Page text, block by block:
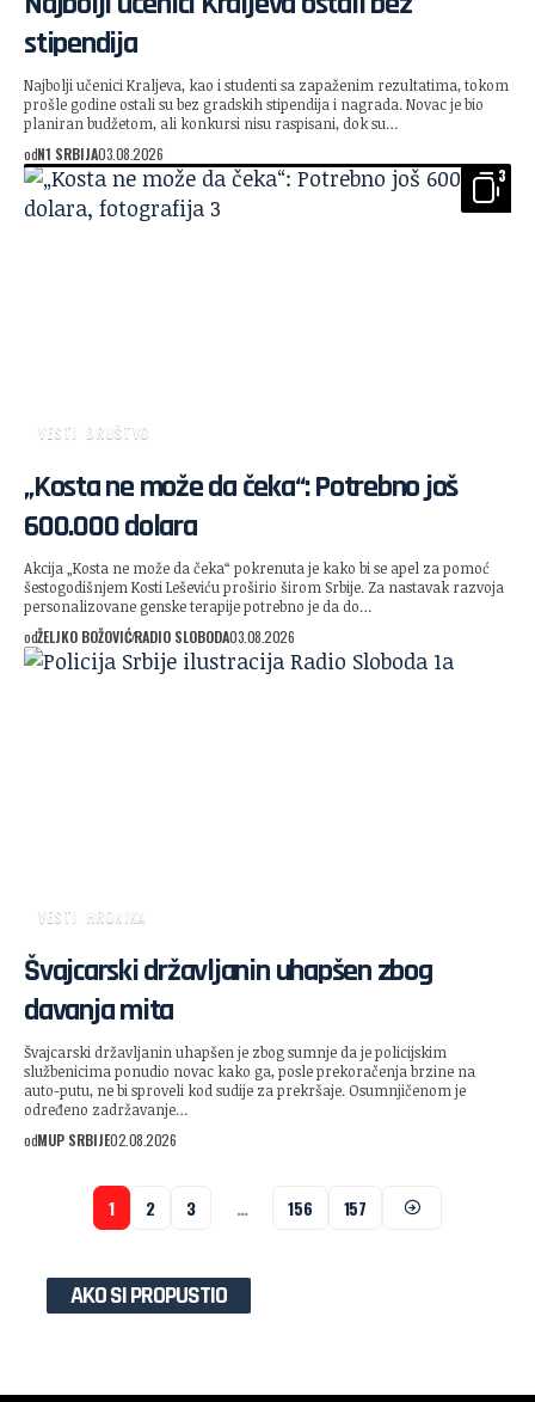
stipendija
Najbolji učenici Kraljeva, kao i studenti sa zapaženim rezultatima, tokom
prošle godine ostali su bez gradskih stipendija i nagrada. Novac je bio
planiran budžetom, ali konkursi nisu raspisani, dok su…
odN1 SRBIJA03.08.2026
3
VESTI DRUŠTVO
„Kosta ne može da čeka“: Potrebno još
600.000 dolara
Akcija „Kosta ne može da čeka“ pokrenuta je kako bi se apel za pomoć
šestogodišnjem Kosti Leševiću proširio širom Srbije. Za nastavak razvoja
personalizovane genske terapije potrebno je da do…
odŽELJKO BOŽOVIĆRADIO SLOBODA03.08.2026
VESTI HRONIKA
Švajcarski državljanin uhapšen zbog
davanja mita
Švajcarski državljanin uhapšen je zbog sumnje da je policijskim
službenicima ponudio novac kako ga, posle prekoračenja brzine na
auto-putu, ne bi sproveli kod sudije za prekršaje. Osumnjičenom je
određeno zadržavanje…
odMUP SRBIJE02.08.2026
1 2 3 … 156 157
AKO SI PROPUSTIO